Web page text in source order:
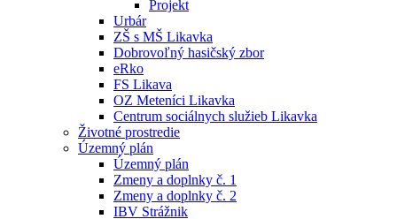
Projekt
Urbár
ZŠ s MŠ Likavka
Dobrovoľný hasičský zbor
eRko
FS Likava
OZ Meteníci Likavka
Centrum sociálnych služieb Likavka
Životné prostredie
Územný plán
Územný plán
Zmeny a doplnky č. 1
Zmeny a doplnky č. 2
IBV Strážnik